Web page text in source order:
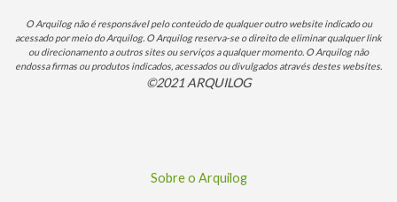
O Arquilog não é responsável pelo conteúdo de qualquer outro website indicado ou
acessado por meio do Arquilog. O Arquilog reserva-se o direito de eliminar qualquer link
ou direcionamento a outros sites ou serviços a qualquer momento. O Arquilog não
endossa firmas ou produtos indicados, acessados ou divulgados através destes websites.
©2021 ARQUILOG
Sobre o Arquilog